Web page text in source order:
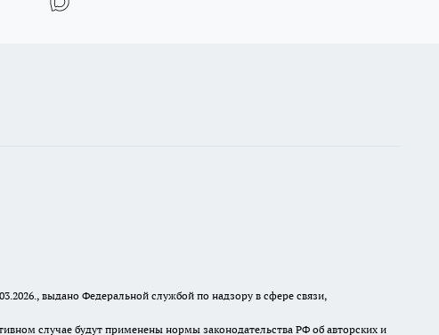
выдано Федеральной службой по надзору в сфере связи,
случае будут применены нормы законодательства РФ об авторских и